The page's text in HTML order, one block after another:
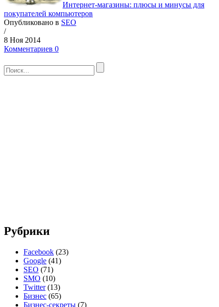
Интернет-магазины: плюсы и минусы для
покупателей компьютеров
Опубликовано в SEO
/
8 Ноя 2014
Комментариев 0
Рубрики
Facebook (23)
Google (41)
SEO (71)
SMO (10)
Twitter(13)
Бизнес (65)
Бизнес-секреты (7)